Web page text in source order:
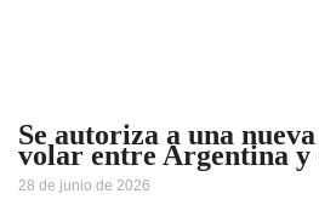
Se autoriza a una
volar entre Argentina y
28 de junio de 2026